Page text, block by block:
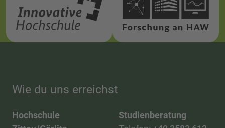
Wie du uns erreichst
Hochschule
Studienberatung